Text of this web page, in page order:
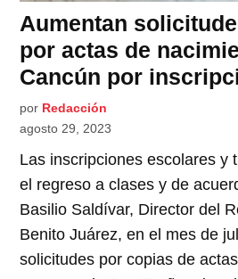
Aumentan
por actas de
Cancún por
por Redacción
agosto 29, 2023
Las inscripciones escolares y
el regreso a clases y de
Basilio Saldívar, Director del
Benito Juárez, en el mes de
solicitudes por copias de